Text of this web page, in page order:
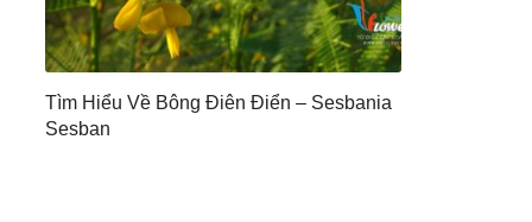
Tìm Hiểu Về Bông Điên Điển – Sesbania
Sesban